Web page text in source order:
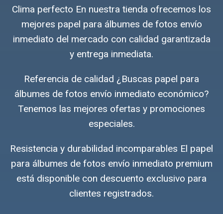
Clima perfecto En nuestra tienda ofrecemos los
mejores papel para álbumes de fotos envío
inmediato del mercado con calidad garantizada
y entrega inmediata.
Referencia de calidad ¿Buscas papel para
álbumes de fotos envío inmediato económico?
Tenemos las mejores ofertas y promociones
especiales.
Resistencia y durabilidad incomparables El papel
para álbumes de fotos envío inmediato premium
está disponible con descuento exclusivo para
clientes registrados.